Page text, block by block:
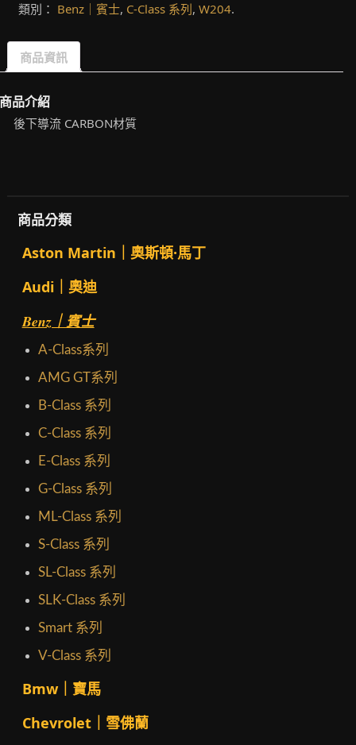
類別： Benz｜賓士, C-Class 系列, W204.
商品資訊
品介紹
後下導流 CARBON材質
商品分類
Aston Martin｜奧斯頓·馬丁
Audi｜奧迪
Benz｜賓士
A-Class系列
AMG GT系列
B-Class 系列
C-Class 系列
E-Class 系列
G-Class 系列
ML-Class 系列
S-Class 系列
SL-Class 系列
SLK-Class 系列
Smart 系列
V-Class 系列
Bmw｜寶馬
Chevrolet｜雪佛蘭